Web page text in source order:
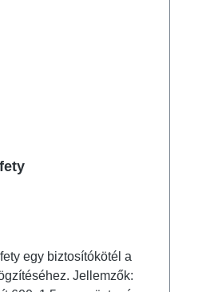
egy biztosítókötél a
Jellemzők: